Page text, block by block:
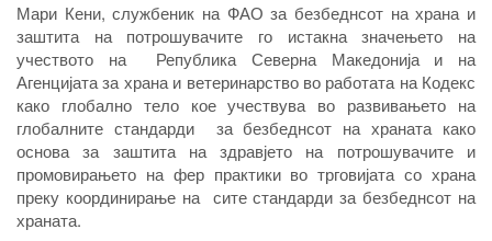
Мари Кени, службеник на ФАО за безбеднсот на храна и
заштита на потрошувачите го истакна значењето на
учеството на Република Северна Македонија и на
Агенцијата за храна и ветеринарство во работата на Кодекс
како глобално тело кое учествува во развивањето на
глобалните стандарди за безбеднсот на храната како
основа за заштита на здравјето на потрошувачите и
промовирањето на фер практики во трговијата со храна
преку координирање на сите стандарди за безбеднсот на
храната.